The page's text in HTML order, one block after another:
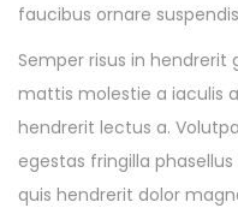
faucibus ornare
Semper risus in hendrerit
mattis molestie a iaculis
hendrerit lectus a.
egestas fringilla
quis hendrerit dolor